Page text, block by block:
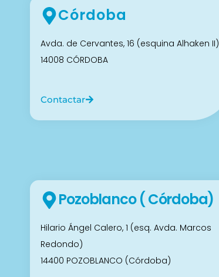
Córdoba
Avda. de Cervantes, 16 (esquina Alhaken II)
14008 CÓRDOBA
Contactar
Pozoblanco ( Córdoba)
Hilario Ángel Calero, 1 (esq. Avda. Marcos
Redondo)
14400 POZOBLANCO (Córdoba)